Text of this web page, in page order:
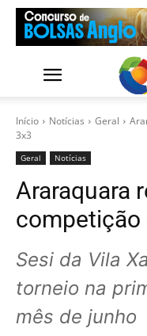
Início Notícias Geral
3x3
Geral Notícias
Araraquara
competição
Sesi da Vila
torneio na
mês de junho